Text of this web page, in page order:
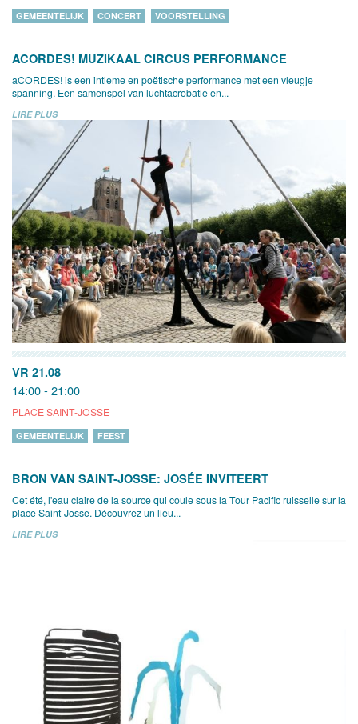
GEMEENTELIJK CONCERT VOORSTELLING
ACORDES! MUZIKAAL CIRCUS PERFORMANCE
aCORDES! is een intieme en poëtische performance met een vleugje
spanning. Een samenspel van luchtacrobatie en...
LIRE PLUS
VR 21.08
14:00 - 21:00
PLACE SAINT-JOSSE
GEMEENTELIJK FEEST
BRON VAN SAINT-JOSSE: JOSÉE INVITEERT
Cet été, l'eau claire de la source qui coule sous la Tour Pacific ruisselle sur la
place Saint-Josse. Découvrez un lieu...
LIRE PLUS